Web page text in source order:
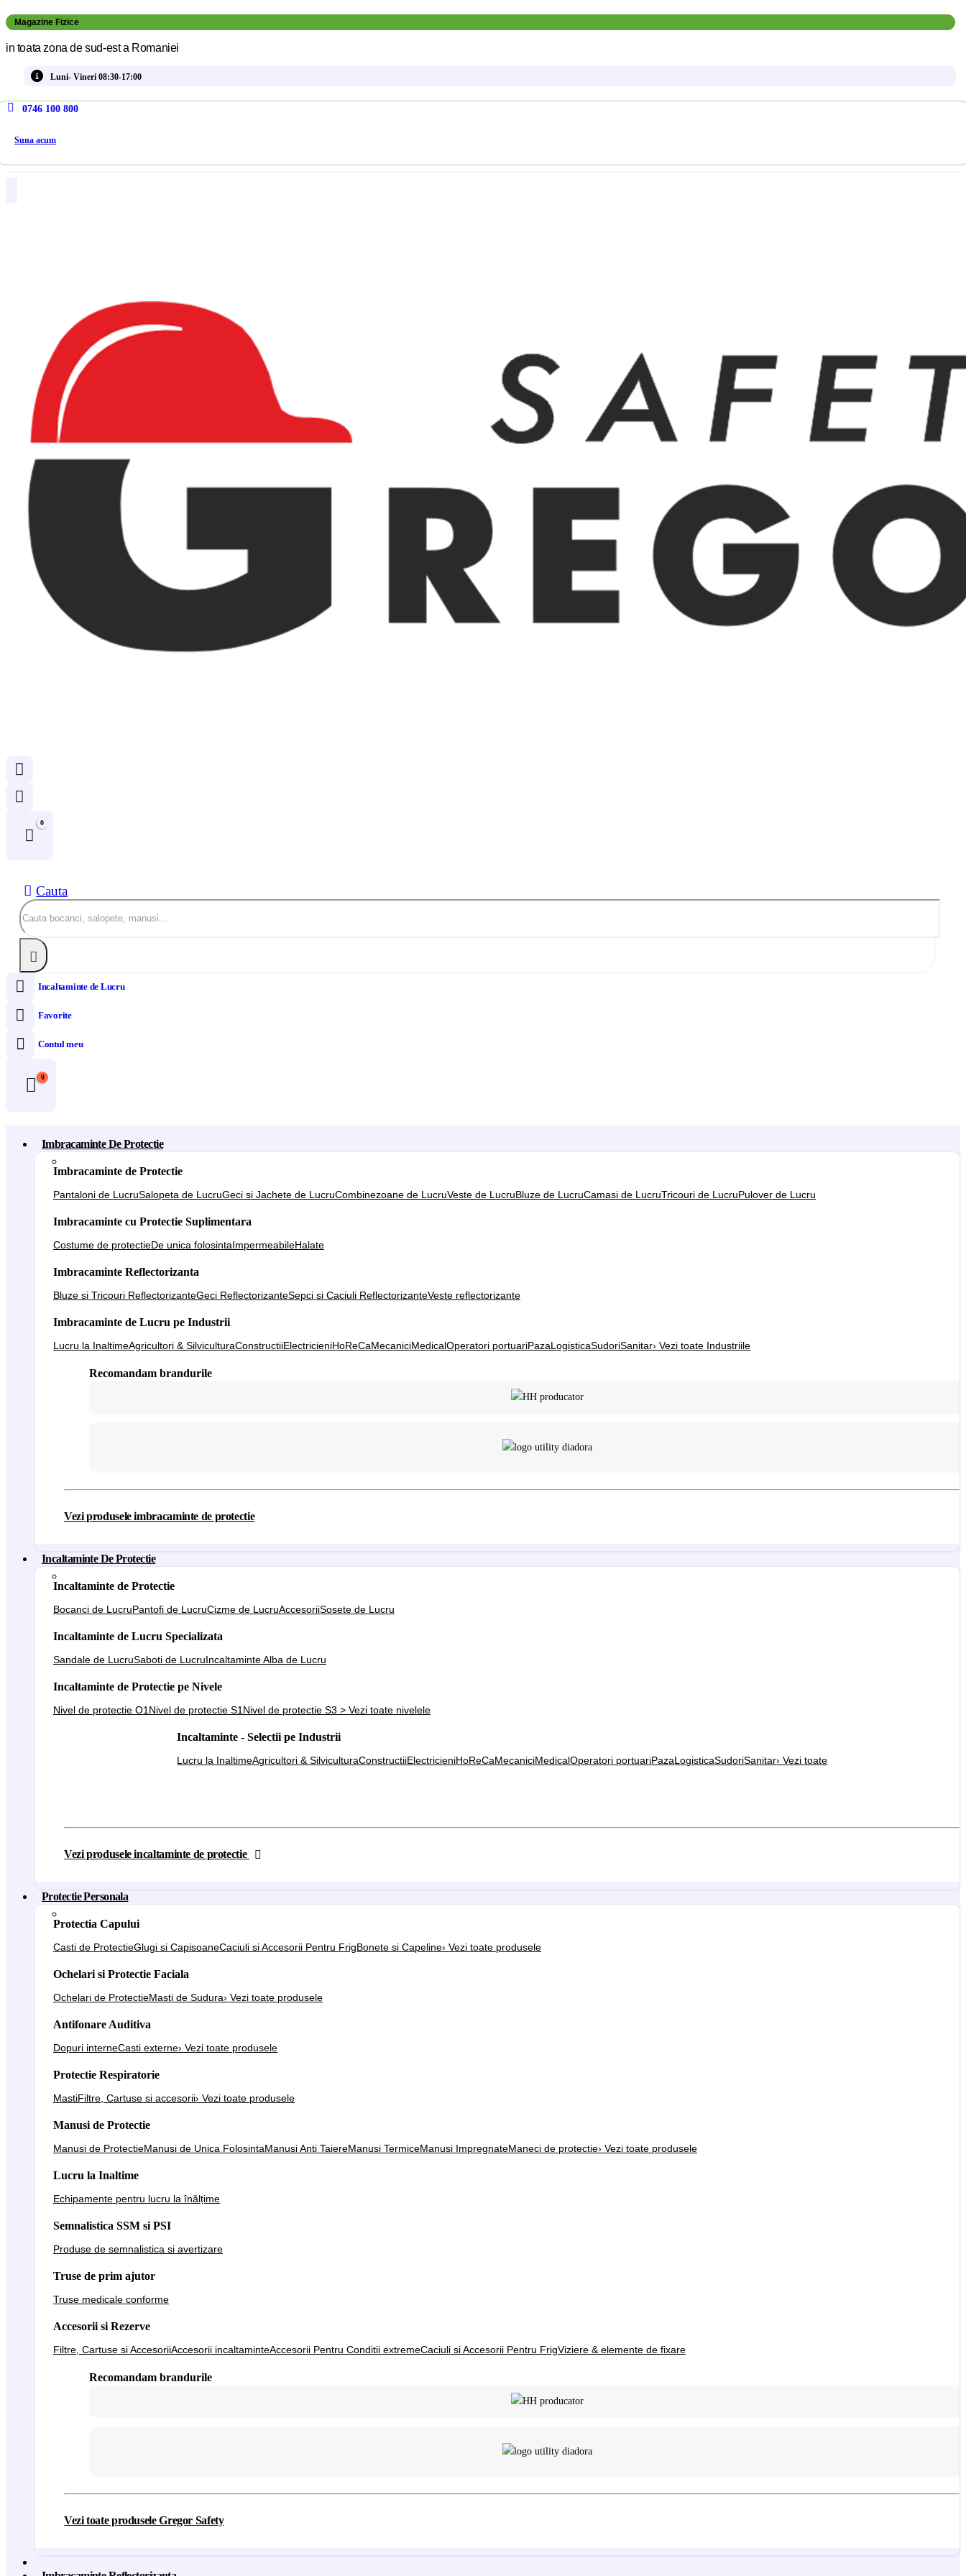
Magazine Fizice
in toata zona de sud-est a Romaniei
Luni- Vineri 08:30-17:00
0746 100 800
Suna acum
0
Cauta
Incaltaminte de Lucru
Favorite
Contul meu
0
Imbracaminte De Protectie
Imbracaminte de Protectie
Pantaloni de LucruSalopeta de LucruGeci si Jachete de LucruCombinezoane de LucruVeste de LucruBluze de LucruCamasi de LucruTricouri de LucruPulover de Lucru
Imbracaminte cu Protectie Suplimentara
Costume de protectieDe unica folosintaImpermeabileHalate
Imbracaminte Reflectorizanta
Bluze si Tricouri ReflectorizanteGeci ReflectorizanteSepci si Caciuli ReflectorizanteVeste reflectorizante
Imbracaminte de Lucru pe Industrii
Lucru la InaltimeAgricultori & SilviculturaConstructiiElectricieniHoReCaMecaniciMedicalOperatori portuariPazaLogisticaSudoriSanitar› Vezi toate Industriile
Recomandam brandurile
Vezi produsele imbracaminte de protectie
Incaltaminte De Protectie
Incaltaminte de Protectie
Bocanci de LucruPantofi de LucruCizme de LucruAccesoriiSosete de Lucru
Incaltaminte de Lucru Specializata
Sandale de LucruSaboti de LucruIncaltaminte Alba de Lucru
Incaltaminte de Protectie pe Nivele
Nivel de protectie O1 Nivel de protectie S1 Nivel de protectie S3 > Vezi toate nivelele
Incaltaminte - Selectii pe Industrii
Lucru la InaltimeAgricultori & SilviculturaConstructiiElectricieniHoReCaMecaniciMedicalOperatori portuariPazaLogisticaSudoriSanitar› Vezi toate
Vezi produsele incaltaminte de protectie
Protectie Personala
Protectia Capului
Casti de ProtectieGlugi si CapisoaneCaciuli si Accesorii Pentru FrigBonete si Capeline› Vezi toate produsele
Ochelari si Protectie Faciala
Ochelari de ProtectieMasti de Sudura› Vezi toate produsele
Antifonare Auditiva
Dopuri interneCasti externe› Vezi toate produsele
Protectie Respiratorie
MastiFiltre, Cartuse si accesorii› Vezi toate produsele
Manusi de Protectie
Manusi de ProtectieManusi de Unica FolosintaManusi Anti TaiereManusi TermiceManusi ImpregnateManeci de protectie› Vezi toate produsele
Lucru la Inaltime
Echipamente pentru lucru la înălțime
Semnalistica SSM si PSI
Produse de semnalistica si avertizare
Truse de prim ajutor
Truse medicale conforme
Accesorii si Rezerve
Filtre, Cartuse si AccesoriiAccesorii incaltaminteAccesorii Pentru Conditii extremeCaciuli si Accesorii Pentru FrigViziere & elemente de fixare
Recomandam brandurile
Vezi toate produsele Gregor Safety